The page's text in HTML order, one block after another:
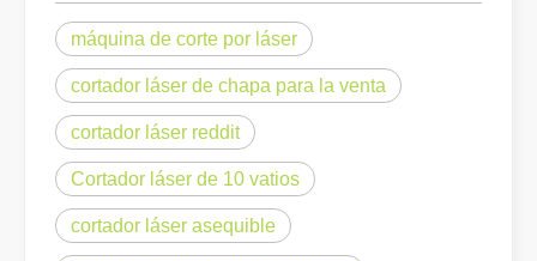
máquina de corte por láser
cortador láser de chapa para la venta
cortador láser reddit
Cortador láser de 10 vatios
cortador láser asequible